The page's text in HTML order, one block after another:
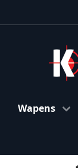
naar
inhoud
Wapens